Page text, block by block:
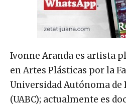
Ivonne Aranda es artista
en Artes Plásticas por la
Universidad Autónoma de
(UABC); actualmente es